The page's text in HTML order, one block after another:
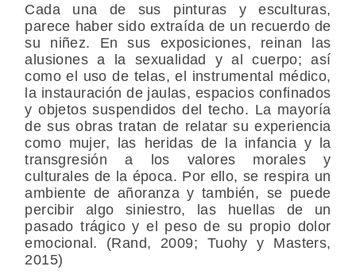
Cada una de sus pinturas y esculturas,
parece haber sido extraída de un recuerdo de
su niñez. En sus exposiciones, reinan las
alusiones a la sexualidad y al cuerpo; así
como el uso de telas, el instrumental médico,
la instauración de jaulas, espacios confinados
y objetos suspendidos del techo. La mayoría
de sus obras tratan de relatar su experiencia
como mujer, las heridas de la infancia y la
transgresión a los valores morales y
culturales de la época. Por ello, se respira un
ambiente de añoranza y también, se puede
percibir algo siniestro, las huellas de un
pasado trágico y el peso de su propio dolor
emocional. (Rand, 2009; Tuohy y Masters,
2015)